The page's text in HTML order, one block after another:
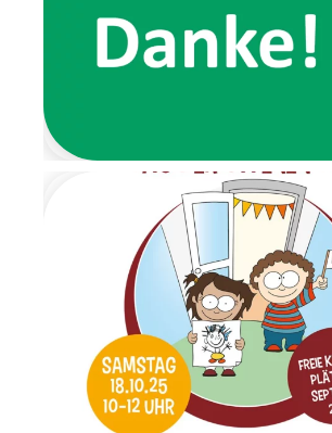
der Wichtelbrunch. Schon im
Eingangsbereich wartete
Nachricht der beiden Wichtel
und forderte die Kinder dazu
Mit stimmungsvoller
Weihnachtsmusik wurden
Kinder herzlich begrüßt.
Gemeinsam frühstückten
in ruhiger und gemütlicher
Atmosphäre. Anschließend
wartete ein Geschenketisch,
an dem die Überraschungen
im Morgenkreis
ausgepackt wurden. Es war
ein Moment voller Staunen
und Freude. Am letzten Tag
der Wichtelzeit
verabschiedeten sich die